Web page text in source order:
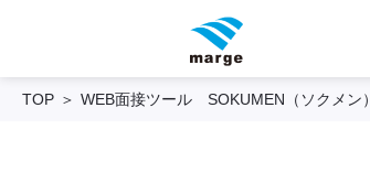
TOP WEB面接ツール SOKUMEN（ソクメン）